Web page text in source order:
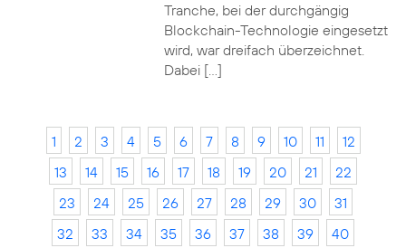
Tranche, bei der durchgängig
Blockchain-Technologie eingesetzt
wird, war dreifach überzeichnet.
Dabei […]
1 2 3 4 5 6 7 8 9 10 11
12
13
14 15 16 17 18 19 20 21
22
23
24 25 26 27 28 29 30
31
32
33 34 35 36 37 38 39
40